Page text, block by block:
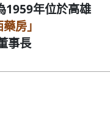
升懸液劑(無糖)～有
腸潰瘍、逆流性食道
消化不良、胃酸過多
滿、胃痛、健胃整腸
起之局部疼痛
1959年位於高雄
房」
事長